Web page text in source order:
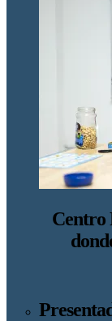
Centro